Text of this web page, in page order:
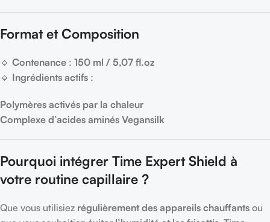
Format et Composition
🔹 Contenance : 150 ml / 5,07 fl.oz
🔹 Ingrédients actifs :
Polymères activés par la chaleur
Complexe d’acides aminés Vegansilk
Pourquoi intégrer Time Expert Shield à
votre routine capillaire ?
Que vous utilisiez régulièrement des appareils chauffants ou